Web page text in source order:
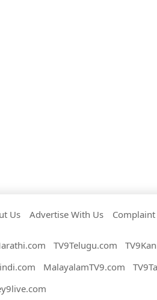
Us Advertise With Us Complaint
TV9Telugu.com
MalayalamTV9.com